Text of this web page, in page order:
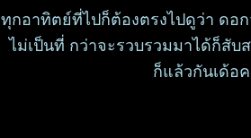
ทุกอาทิตย์ที่ไปก็ต้องตรงไปดูว่า ดอ
ไม่เป็นที่ กว่าจะรวบรวมมาได้ก็สับ
ก็แล้วกันเด้อ